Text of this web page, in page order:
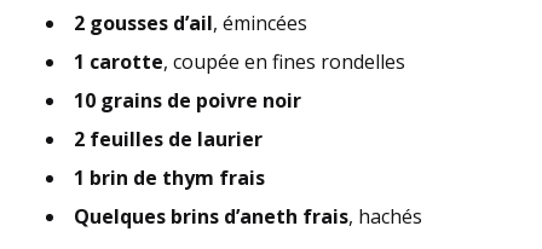
2 gousses d’ail, émincées
1 carotte, coupée en fines rondelles
10 grains de poivre noir
2 feuilles de laurier
1 brin de thym frais
Quelques brins d’aneth frais, hachés